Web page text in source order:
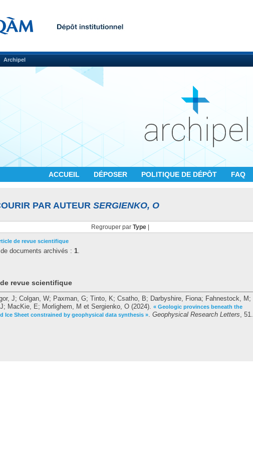
Archipel
ACCUEIL DÉPOSER POLITIQUE DE DÉPÔT FAQ
PAR AUTEUR SERGIENKO, O
Regrouper par Type|
de revue scientifique
de documents archivés : 1.
revue scientifique
J; Colgan, W; Paxman, G; Tinto, K; Csatho, B; Darbyshire, Fiona; Fahnestock, M ;
; MacKie, E; Morlighem, M et Sergienko, O (2024). « Geologic provinces beneath the
Ice Sheet constrained by geophysical data synthesis ». Geophysical Research Letters, 51.